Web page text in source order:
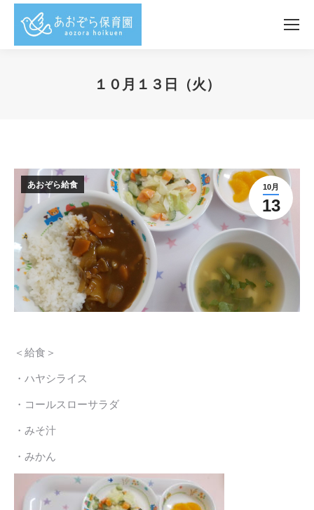
１０月１３日（火）
10月
13
あおぞら給食
＜給食＞
・ハヤシライス
・コールスローサラダ
・みそ汁
・みかん